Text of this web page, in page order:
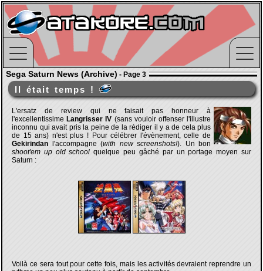
Sega Saturn News (Archive) - Page 3
Il était temps !
L'ersatz de review qui ne faisait pas honneur à
l'excellentissime Langrisser IV (sans vouloir offenser l'illustre
inconnu qui avait pris la peine de la rédiger il y a de cela plus
de 15 ans) n'est plus ! Pour célébrer l'évènement, celle de
Gekirindan l'accompagne (with new screenshots!). Un bon
shoot'em up old school quelque peu gâché par un portage moyen sur
Saturn :
Voilà ce sera tout pour cette fois, mais les activités devraient reprendre un